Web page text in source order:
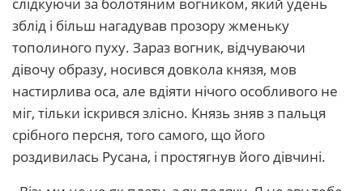
зблід і більш нагадував прозору жменьку
тополиного пуху. Зараз вогник, відчуваючи
дівочу образу, носився довкола князя, мов
настирлива оса, але вдіяти нічого особливого не
міг, тільки іскрився злісно. Князь зняв з пальця
срібного персня, того самого, що його
роздивилась Русана, і простягнув його дівчині.